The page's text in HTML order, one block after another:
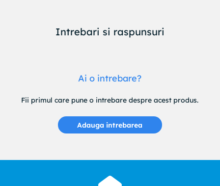
Intrebari si raspunsuri
Ai o intrebare?
Fii primul care pune o intrebare despre acest produs.
Adauga intrebarea